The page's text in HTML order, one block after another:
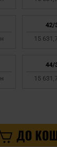
42/
15
44/
15
ДО